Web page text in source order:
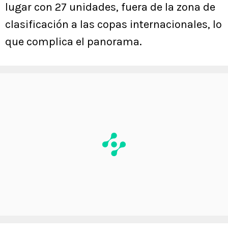
lugar con 27 unidades, fuera de la zona de
clasificación a las copas internacionales, lo
que complica el panorama.